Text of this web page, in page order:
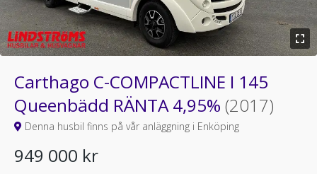
Carthago C-COMPACTLINE I 145
Queenbädd RÄNTA 4,95% (2017)
Denna husbil finns på vår anläggning i Enköping
949 000 kr